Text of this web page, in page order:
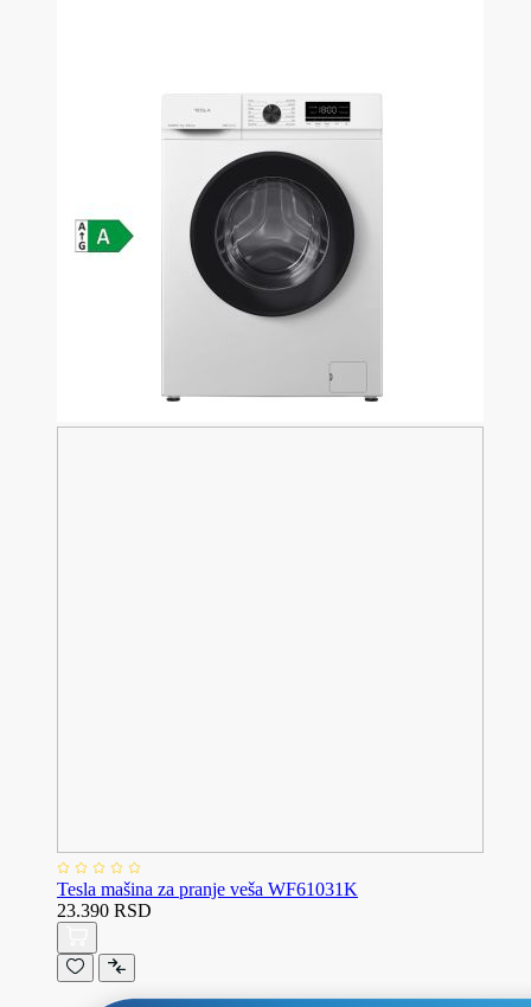
Tesla mašina za pranje veša WF61031K
23.390 RSD